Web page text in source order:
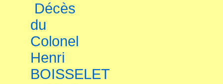
Décès
du
Colonel
Henri
BOISSELET